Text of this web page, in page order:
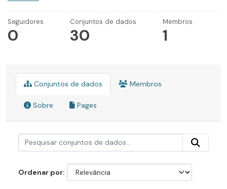
Seguidores
0
Conjuntos de dados
30
Membros
1
Conjuntos de dados Membros
Sobre Pages
Ordenar por